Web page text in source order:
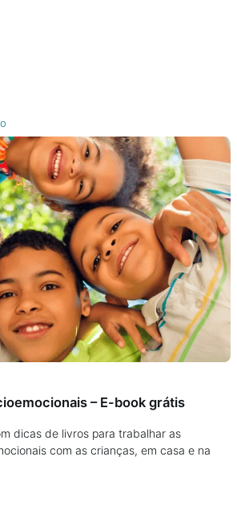
– E-book grátis
dicas de livros para trabalhar as
com as crianças, em casa e na